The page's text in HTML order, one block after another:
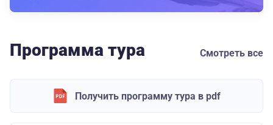
Программа тура Смотреть все
Получить программу тура в pdf